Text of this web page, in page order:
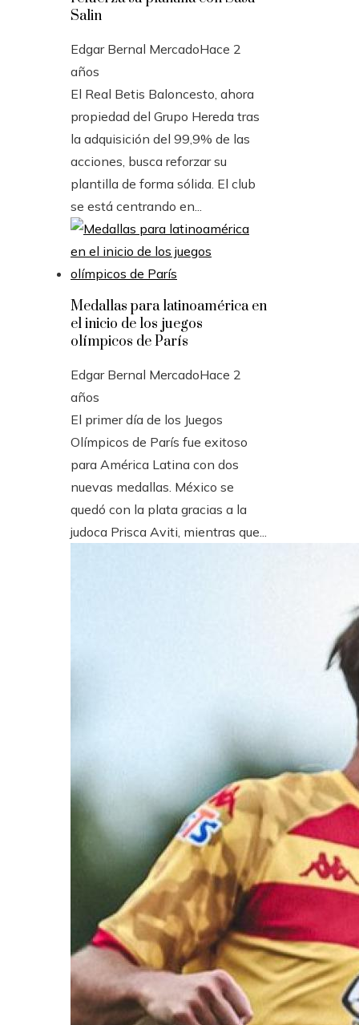
Salin
Edgar Bernal MercadoHace 2
años
El Real Betis Baloncesto, ahora
propiedad del Grupo Hereda tras
la adquisición del 99,9% de las
acciones, busca reforzar su
plantilla de forma sólida. El club
se está centrando en...
Medallas para latinoamérica en
el inicio de los juegos
olímpicos de París
Edgar Bernal MercadoHace 2
años
El primer día de los Juegos
Olímpicos de París fue exitoso
para América Latina con dos
nuevas medallas. México se
quedó con la plata gracias a la
judoca Prisca Aviti, mientras que...